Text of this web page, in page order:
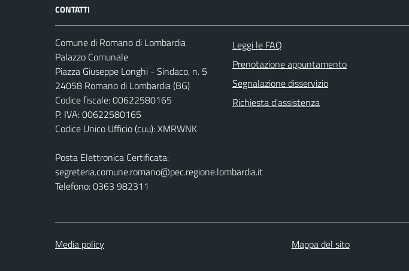
CONTATTI
Comune di Romano di Lombardia
Palazzo Comunale
Piazza Giuseppe Longhi - Sindaco, n. 5
24058 Romano di Lombardia (BG)
Codice fiscale: 00622580165
P. IVA: 00622580165
Codice Unico Ufficio (cuu): XMRWNK
Posta Elettronica Certificata:
segreteria.comune.romano@pec.regione.lombardia.it
Telefono: 0363 982311
Leggi le FAQ
Prenotazione appuntamento
Segnalazione disservizio
Richiesta d'assistenza
Media policy Mappa del sito